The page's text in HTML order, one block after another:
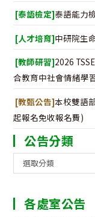
[泰語檢定]泰語能力
[人才培育]中研院生
[教師研習]2026
合教育中社會情緒學
[教甄公告]本校雙語
起報名免收報名費)
公告分類
告
類
選取分類
各處室公告